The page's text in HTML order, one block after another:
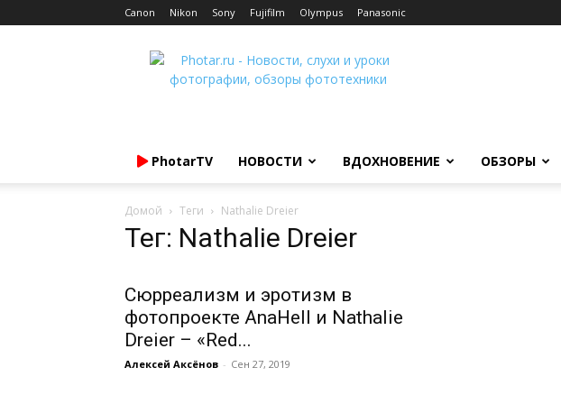
Canon Nikon Sony Fujifilm Olympus Panasonic
Photar.ru
PhotarTV НОВОСТИ ВДОХНОВЕНИЕ ОБЗОРЫ
Домой Теги Nathalie Dreier
Тег: Nathalie Dreier
Сюрреализм и эротизм в
фотопроекте AnaHell и Nathalie
Dreier – «Red...
Алексей Аксёнов - Сен 27, 2019